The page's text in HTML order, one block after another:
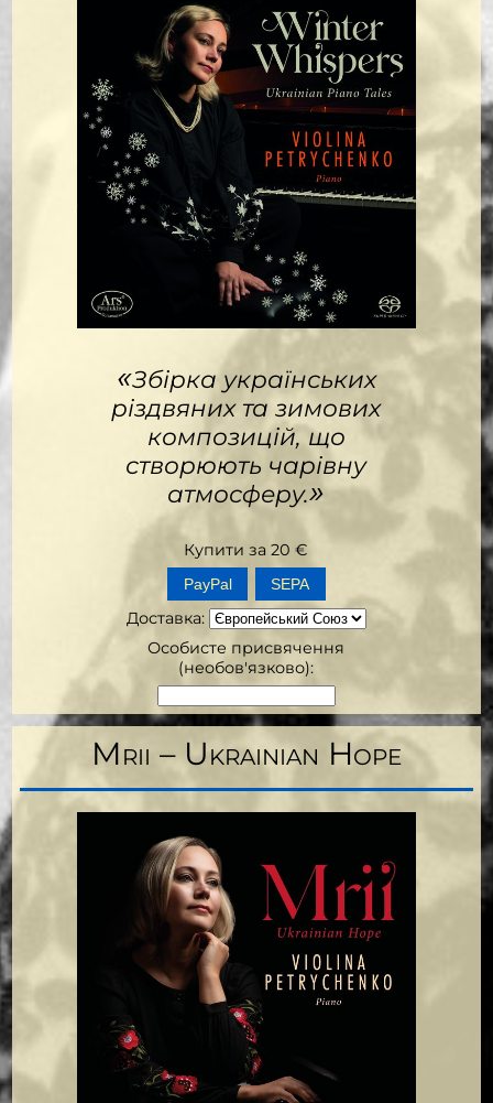
«Збірка українських
різдвяних та зимових
композицій, що
створюють чарівну
атмосферу.»
Купити за 20 €
SEPA
Доставка:
Особисте присвячення
(необов'язково):
Mrii – Ukrainian Hope